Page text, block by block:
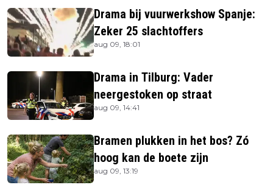
Drama bij vuurwerkshow Spanje:
Zeker 25 slachtoffers
aug 09, 18:01
Drama in Tilburg: Vader
neergestoken op straat
aug 09, 14:41
Bramen plukken in het bos? Zó
hoog kan de boete zijn
aug 09, 13:19